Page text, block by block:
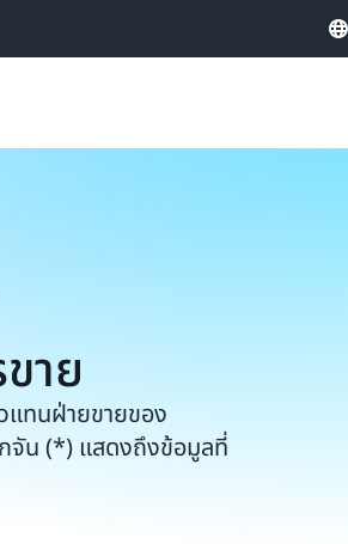
าย
ทนฝ่ายขายของ
จัน (*) แสดงถึงข้อมูลที่